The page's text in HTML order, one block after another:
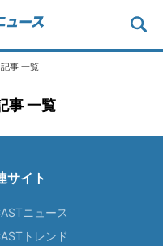
事 一覧
事 一覧
サイト
ニュース
トレンド